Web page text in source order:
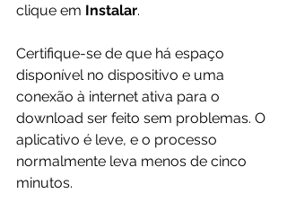
clique em Instalar.
Certifique-se de que há espaço
disponível no dispositivo e uma
conexão à internet ativa para o
download ser feito sem problemas. O
aplicativo é leve, e o processo
normalmente leva menos de cinco
minutos.